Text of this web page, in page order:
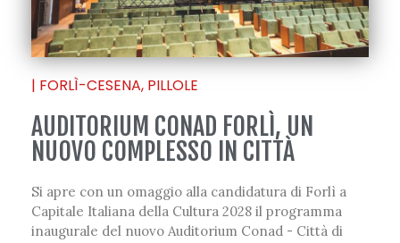
| FORLÌ-CESENA, PILLOLE
AUDITORIUM CONAD FORLÌ, UN
NUOVO COMPLESSO IN CITTÀ
Si apre con un omaggio alla candidatura di Forlì a
Capitale Italiana della Cultura 2028 il programma
inaugurale del nuovo Auditorium Conad - Città di